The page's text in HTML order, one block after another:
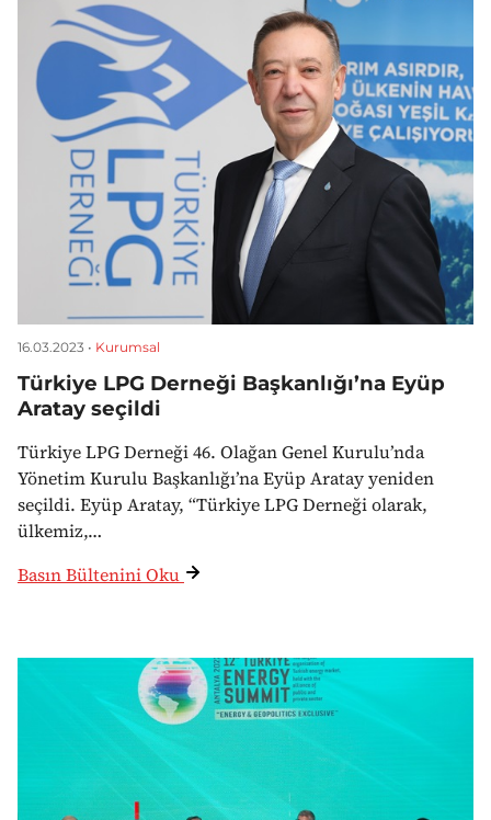
16.03.2023 • Kurumsal
Türkiye LPG Derneği Başkanlığı’na Eyüp
Aratay seçildi
Türkiye LPG Derneği 46. Olağan Genel Kurulu’nda
Yönetim Kurulu Başkanlığı’na Eyüp Aratay yeniden
seçildi. Eyüp Aratay, “Türkiye LPG Derneği olarak,
ülkemiz,…
Basın Bültenini Oku